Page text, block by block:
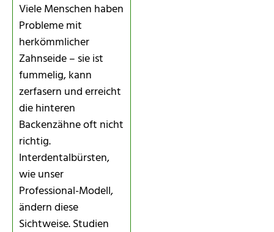
Viele Menschen haben
Probleme mit
herkömmlicher
Zahnseide – sie ist
fummelig, kann
zerfasern und erreicht
die hinteren
Backenzähne oft nicht
richtig.
Interdentalbürsten,
wie unser
Professional-Modell,
ändern diese
Sichtweise. Studien